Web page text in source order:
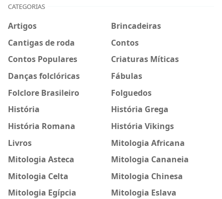
CATEGORIAS
Artigos
Brincadeiras
Cantigas de roda
Contos
Contos Populares
Criaturas Míticas
Danças folclóricas
Fábulas
Folclore Brasileiro
Folguedos
História
História Grega
História Romana
História Vikings
Livros
Mitologia Africana
Mitologia Asteca
Mitologia Cananeia
Mitologia Celta
Mitologia Chinesa
Mitologia Egípcia
Mitologia Eslava